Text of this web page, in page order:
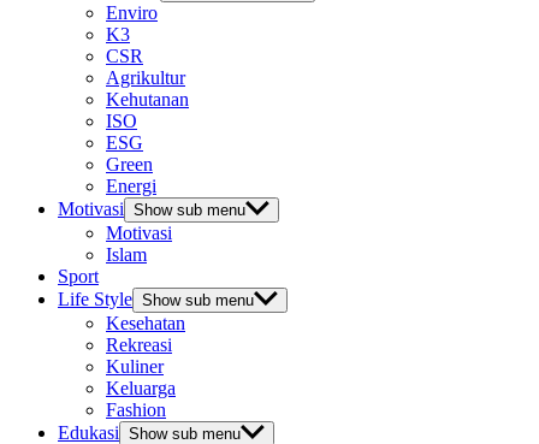
Enviro
K3
CSR
Agrikultur
Kehutanan
ISO
ESG
Green
Energi
Motivasi Show sub menu
Motivasi
Islam
Sport
Life Style Show sub menu
Kesehatan
Rekreasi
Kuliner
Keluarga
Fashion
Edukasi Show sub menu